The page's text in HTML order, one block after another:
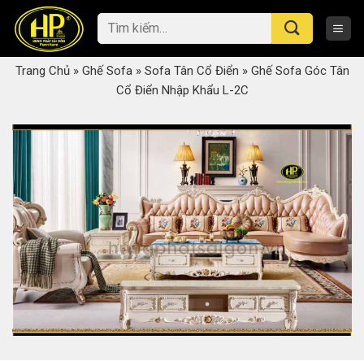
content
Tìm
kiếm:
Trang Chủ» Ghế Sofa» Sofa Tân Cổ Điển » Ghế Sofa Góc Tân
Cổ Điển Nhập Khẩu L-2C